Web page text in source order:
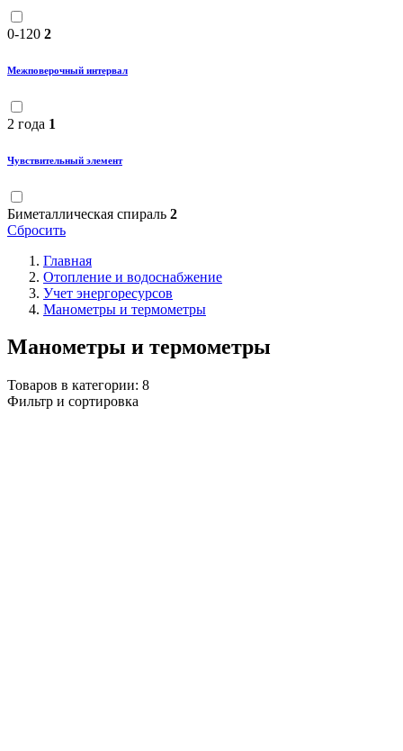
0-120 2
Межповерочный интервал
2 года 1
Чувствительный элемент
Биметаллическая спираль 2
Сбросить
Главная
Отопление и водоснабжение
Учет энергоресурсов
Манометры и термометры
Манометры и термометры
Товаров в категории: 8
Фильтр и сортировка